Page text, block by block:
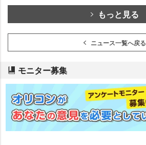
もっと見る
ニュース一覧へ戻る
モニター募集